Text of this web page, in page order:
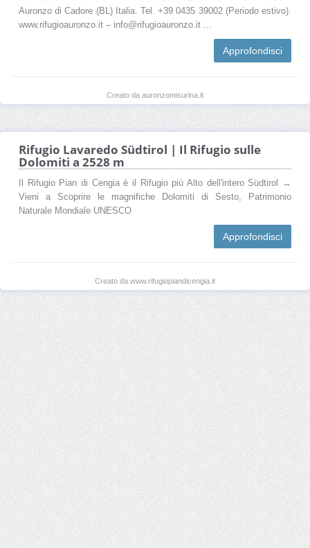
Auronzo di Cadore (BL) Italia. Tel. +39 0435 39002 (Periodo estivo).
www.rifugioauronzo.it – info@rifugioauronzo.it ...
Approfondisci
Creato da auronzomisurina.it
Rifugio Lavaredo Südtirol | Il Rifugio sulle
Dolomiti a 2528 m
Il Rifugio Pian di Cengia è il Rifugio più Alto dell'intero Südtirol →
Vieni a Scoprire le magnifiche Dolomiti di Sesto, Patrimonio
Naturale Mondiale UNESCO
Approfondisci
Creato da www.rifugiopiandicengia.it